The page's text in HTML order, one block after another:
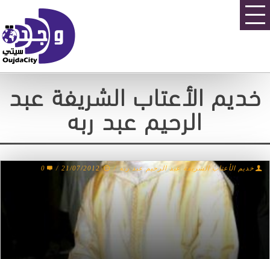
خديم الأعتاب الشريفة عبد
الرحيم عبد ربه
خديم الأعتاب الشريفة عبد الرحيم عبد ربه /
21/07/2012
/
0